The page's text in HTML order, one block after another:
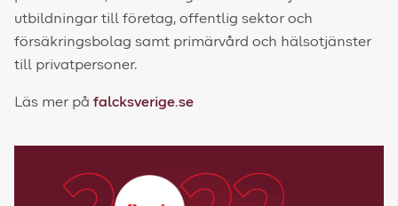
utbildningar till företag, offentlig sektor och
försäkringsbolag samt primärvård och hälsotjänster
till privatpersoner.
Läs mer på falcksverige.se